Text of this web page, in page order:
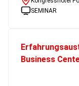
SEMINAR
Business